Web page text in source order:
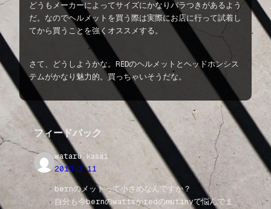
どうもメーカーによってサイズにかなりバラつきがあるよう
だ。なのでヘルメットを買う際は実際にお店に行って試着し
てから買うことを強くオススメする。
さて、どうしようかな。REDのヘルメットとヘッドホンシス
テムがかなり魅力的。買っちゃいそうだな。
フィードバック
wataru kasai
2013.3.11
bernのメットって小さめなんですか？
自分も今bernのwattsかredのmutinyで悩んでま